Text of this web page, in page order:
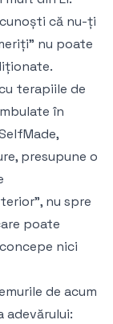
că nu-ți
nu poate
terapiile de
în
presupune o
nu spre
poate
nici
de acum
adevărului: